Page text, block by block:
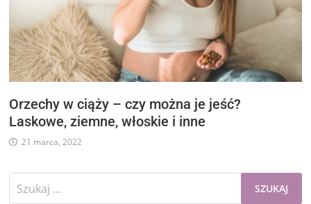
Orzechy w ciąży – czy można je jeść?
Laskowe, ziemne, włoskie i inne
21 marca, 2022
Szukaj: